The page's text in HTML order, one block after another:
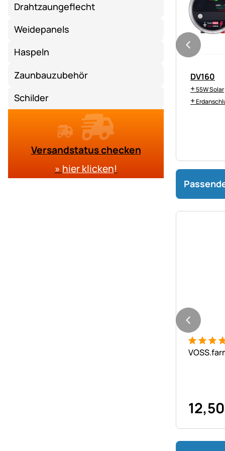
Drahtzaungeflecht
Weidepanels
Haspeln
Zaunbauzubehör
Schilder
Versandstatus checken
» hier klicken!
DV160
+55W Solar
+
6
12,50